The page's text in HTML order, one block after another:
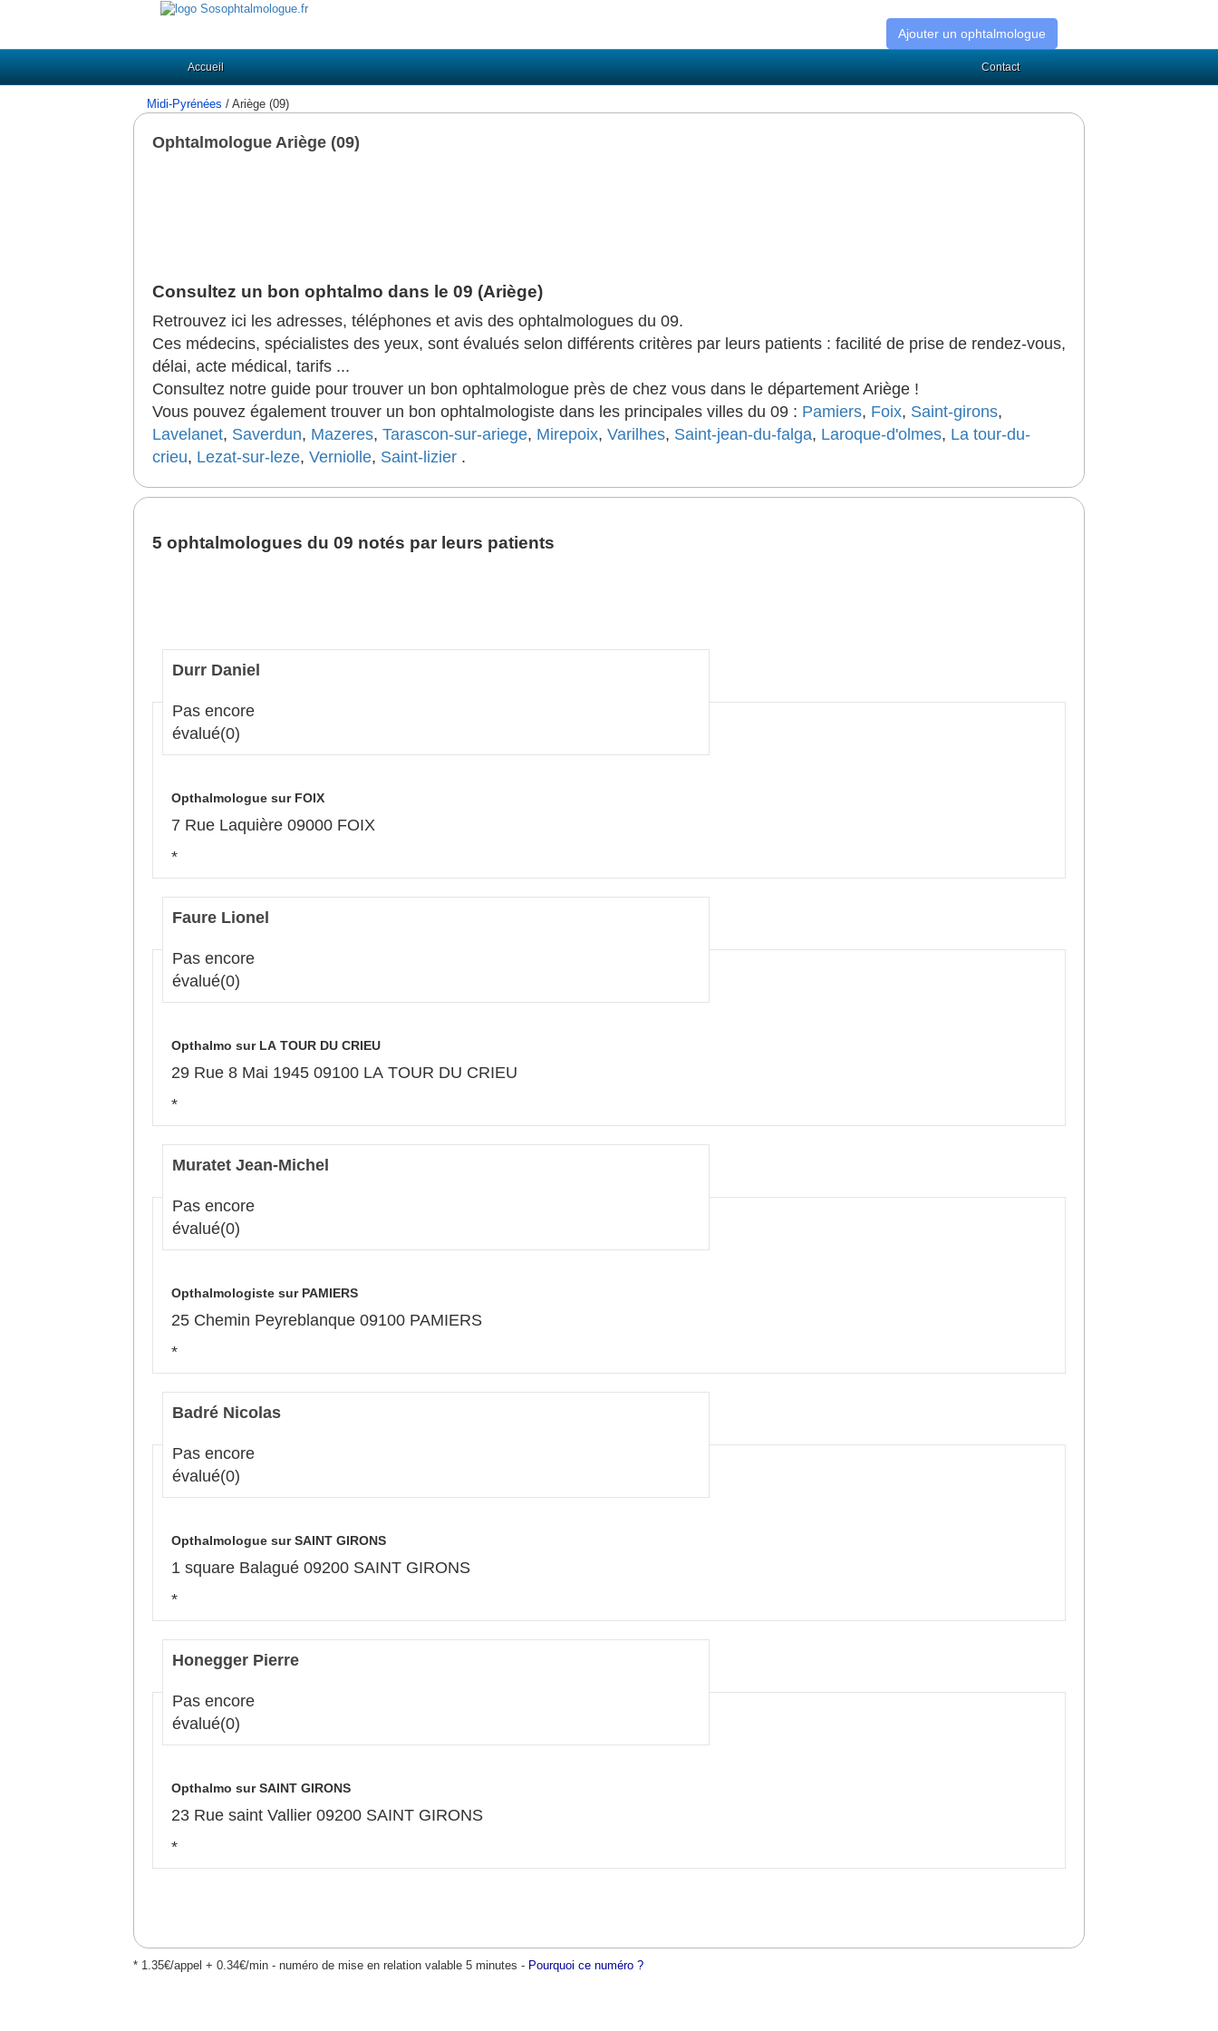
Ajouter un ophtalmologue
Accueil Contact
Midi-Pyrénées / Ariège (09)
Ophtalmologue Ariège (09)
Consultez un bon ophtalmo dans le 09 (Ariège)
Retrouvez ici les adresses, téléphones et avis des ophtalmologues du 09.
Ces médecins, spécialistes des yeux, sont évalués selon différents critères par leurs patients : facilité de prise de rendez-vous,
délai, acte médical, tarifs ...
Consultez notre guide pour trouver un bon ophtalmologue près de chez vous dans le département Ariège !
Vous pouvez également trouver un bon ophtalmologiste dans les principales villes du 09 : Pamiers, Foix, Saint-girons,
Lavelanet, Saverdun, Mazeres, Tarascon-sur-ariege, Mirepoix, Varilhes, Saint-jean-du-falga, Laroque-d'olmes, La tour-du-
crieu, Lezat-sur-leze, Verniolle, Saint-lizier .
5 ophtalmologues du 09 notés par leurs patients
Durr Daniel
Pas encore
évalué(0)
Opthalmologue sur FOIX
7 Rue Laquière 09000 FOIX
*
Faure Lionel
Pas encore
évalué(0)
Opthalmo sur LA TOUR DU CRIEU
29 Rue 8 Mai 1945 09100 LA TOUR DU CRIEU
*
Muratet Jean-Michel
Pas encore
évalué(0)
Opthalmologiste sur PAMIERS
25 Chemin Peyreblanque 09100 PAMIERS
*
Badré Nicolas
Pas encore
évalué(0)
Opthalmologue sur SAINT GIRONS
1 square Balagué 09200 SAINT GIRONS
*
Honegger Pierre
Pas encore
évalué(0)
Opthalmo sur SAINT GIRONS
23 Rue saint Vallier 09200 SAINT GIRONS
*
* 1.35€/appel + 0.34€/min - numéro de mise en relation valable 5 minutes - Pourquoi ce numéro ?